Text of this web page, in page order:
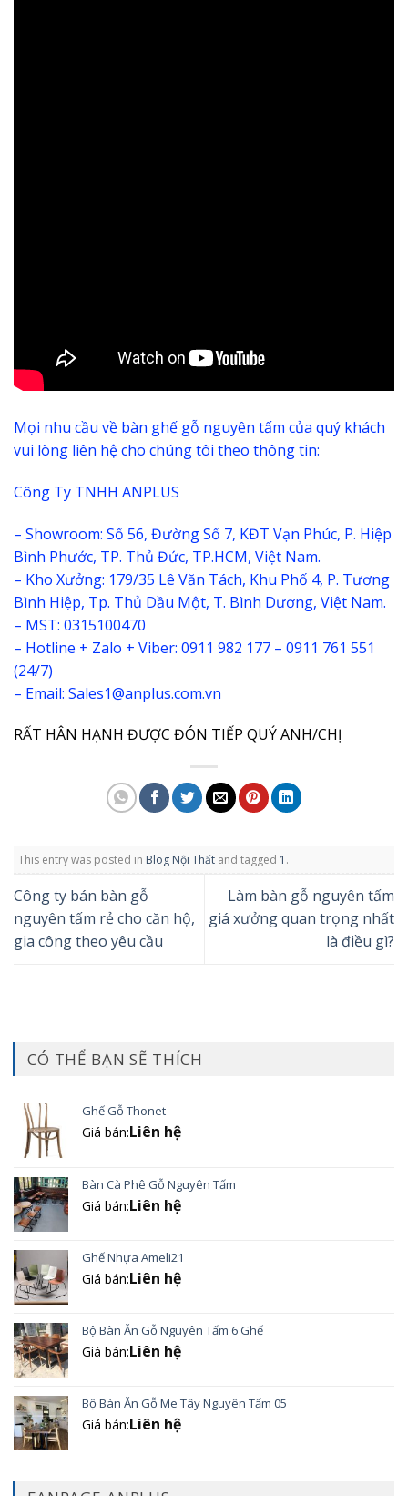
Mọi nhu cầu về bàn ghế gỗ nguyên tấm của quý khách
vui lòng liên hệ cho chúng tôi theo thông tin:
Công Ty TNHH ANPLUS
– Showroom: Số 56, Đường Số 7, KĐT Vạn Phúc, P. Hiệp
Bình Phước, TP. Thủ Đức, TP.HCM, Việt Nam.
– Kho Xưởng: 179/35 Lê Văn Tách, Khu Phố 4, P. Tương
Bình Hiệp, Tp. Thủ Dầu Một, T. Bình Dương, Việt Nam.
– MST: 0315100470
– Hotline + Zalo + Viber: 0911 982 177 – 0911 761 551
(24/7)
– Email: Sales1@anplus.com.vn
RẤT HÂN HẠNH ĐƯỢC ĐÓN TIẾP QUÝ ANH/CHỊ
This entry was posted in Blog Nội Thất and tagged 1 .
Công ty bán bàn gỗ
nguyên tấm rẻ cho căn hộ,
gia công theo yêu cầu
Làm bàn gỗ nguyên tấm
giá xưởng quan trọng nhất
là điều gì?
CÓ THỂ BẠN SẼ THÍCH
Ghế Gỗ Thonet
Giá bán:Liên hệ
Bàn Cà Phê Gỗ Nguyên Tấm
Giá bán:Liên hệ
Ghế Nhựa Ameli21
Giá bán:Liên hệ
Bộ Bàn Ăn Gỗ Nguyên Tấm 6 Ghế
Giá bán:Liên hệ
Bộ Bàn Ăn Gỗ Me Tây Nguyên Tấm 05
Giá bán:Liên hệ